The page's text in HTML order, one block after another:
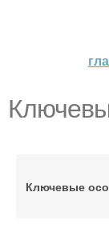
Ключевые